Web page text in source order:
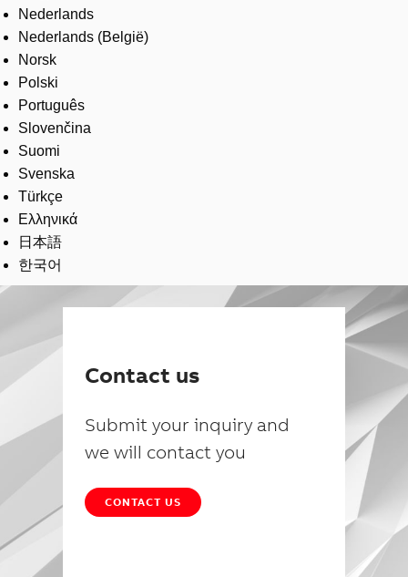
Nederlands
Nederlands (België)
Norsk
Polski
Português
Slovenčina
Suomi
Svenska
Türkçe
Ελληνικά
日本語
한국어
Contact us
Submit your inquiry and
we will contact you
CONTACT US